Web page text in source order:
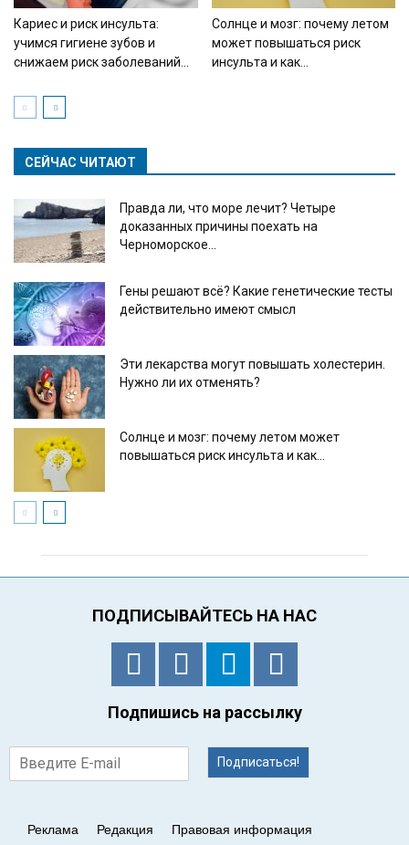
Кариес и риск инсульта:
учимся гигиене зубов и
снижаем риск заболеваний...
Солнце и мозг: почему летом
может повышаться риск
инсульта и как...
СЕЙЧАС ЧИТАЮТ
Правда ли, что море лечит? Четыре
доказанных причины поехать на
Черноморское...
Гены решают всё? Какие генетические тесты
действительно имеют смысл
Эти лекарства могут повышать холестерин.
Нужно ли их отменять?
Солнце и мозг: почему летом может
повышаться риск инсульта и как...
ПОДПИСЫВАЙТЕСЬ НА НАС
Подпишись на рассылку
Подписаться!
Реклама Редакция Правовая информация